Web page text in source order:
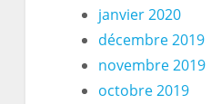
janvier 2020
décembre 2019
novembre 2019
octobre 2019